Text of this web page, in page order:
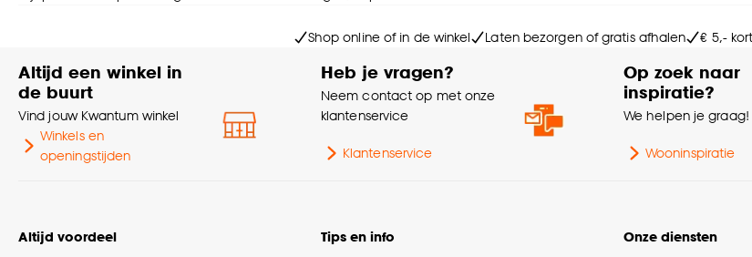
Shop online of in de winkel Laten bezorgen of gratis afhalen € 5,-
Altijd een winkel in
de buurt
Vind jouw Kwantum winkel
Winkels en
openingstijden
Heb je vragen?
Neem contact op met onze
klantenservice
Klantenservice
Op zoek naar
inspiratie?
We helpen je graag!
Wooninspiratie
Altijd voordeel
Tips en info
Onze diensten